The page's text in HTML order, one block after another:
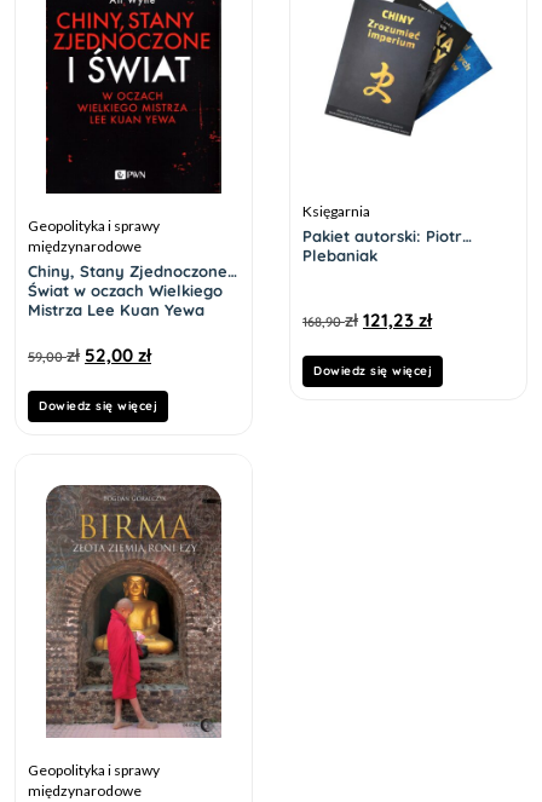
Geopolityka i sprawy
międzynarodowe
Chiny, Stany Zjednoczone i
Świat w oczach Wielkiego
Mistrza Lee Kuan Yewa
59,00zł 52,00 zł
Dowiedz się więcej
Księgarnia
Pakiet autorski: Piotr
Plebaniak
168,90zł 121,23 zł
Dowiedz się więcej
Geopolityka i sprawy
międzynarodowe